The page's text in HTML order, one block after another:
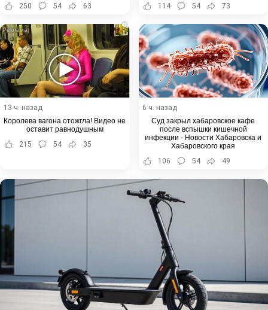
250 54 63 114 54 73
i
13 ч. назад
Королева вагона отожгла! Видео не
оставит равнодушным
215
54 35
6 ч. назад
Суд закрыл хабаровское кафе
после вспышки кишечной
инфекции - Новости Хабаровска и
Хабаровского края
106
54 49